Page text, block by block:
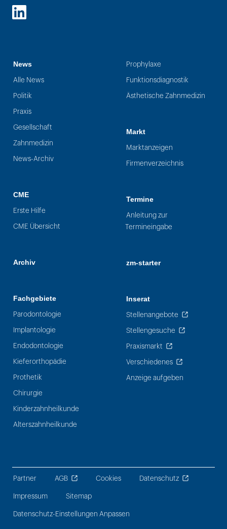
LinkedIn
News
Alle News
Politik
Praxis
Gesellschaft
Zahnmedizin
News-Archiv
CME
Erste Hilfe
CME Übersicht
Archiv
Fachgebiete
Parodontologie
Implantologie
Endodontologie
Kieferorthopädie
Prothetik
Chirurgie
Kinderzahnheilkunde
Alterszahnheilkunde
Prophylaxe
Funktionsdiagnostik
Ästhetische Zahnmedizin
Markt
Marktanzeigen
Firmenverzeichnis
Termine
Anleitung zur
Termineingabe
zm-starter
Inserat
Stellenangebote
Stellengesuche
Praxismarkt
Verschiedenes
Anzeige aufgeben
Partner AGB Cookies Datenschutz
Impressum Sitemap
Datenschutz-Einstellungen Anpassen